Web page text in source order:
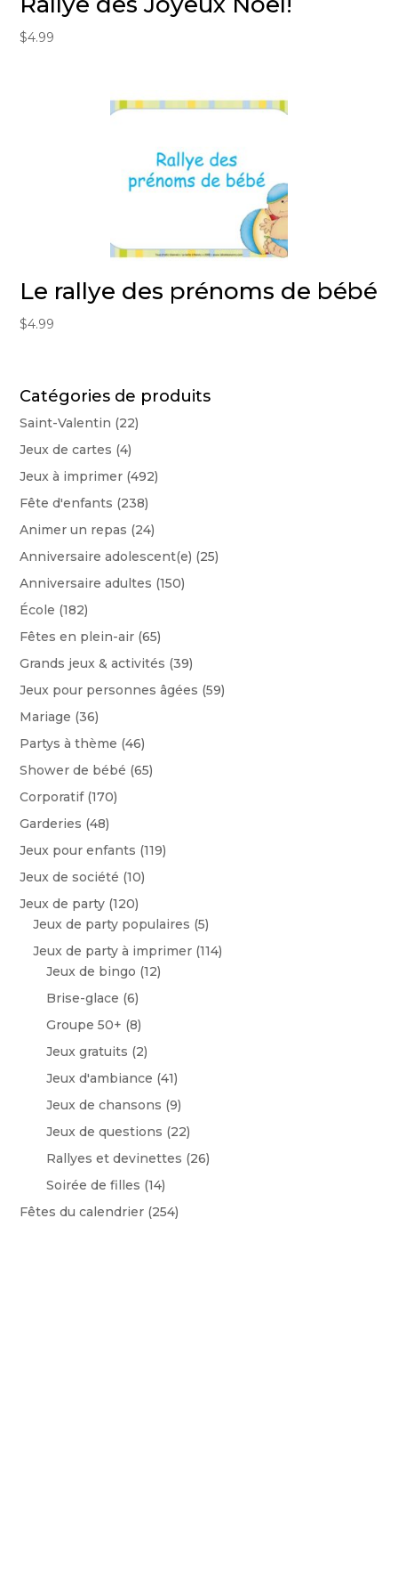
$4.99
Le rallye des prénoms de bébé
$4.99
Catégories de produits
Saint-Valentin (22)
Jeux de cartes (4)
Jeux à imprimer (492)
Fête d'enfants (238)
Animer un repas (24)
Anniversaire adolescent(e) (25)
Anniversaire adultes (150)
École (182)
Fêtes en plein-air (65)
Grands jeux & activités (39)
Jeux pour personnes âgées (59)
Mariage (36)
Partys à thème (46)
Shower de bébé (65)
Corporatif (170)
Garderies (48)
Jeux pour enfants (119)
Jeux de société (10)
Jeux de party (120)
Jeux de party populaires (5)
Jeux de party à imprimer (114)
Jeux de bingo (12)
Brise-glace (6)
Groupe 50+ (8)
Jeux gratuits (2)
Jeux d'ambiance (41)
Jeux de chansons (9)
Jeux de questions (22)
Rallyes et devinettes (26)
Soirée de filles (14)
Fêtes du calendrier (254)